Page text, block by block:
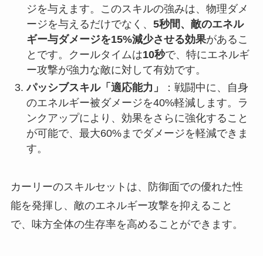
ジを与えます。このスキルの強みは、物理ダメ
ージを与えるだけでなく、 5秒間、敵のエネル
ギー与ダメージを15%減少させる効果があるこ
とです。クールタイムは10秒で、特にエネルギ
ー攻撃が強力な敵に対して有効です。
パッシブスキル「適応能力」
：戦闘中に、自身
のエネルギー被ダメージを40%軽減します。ラ
ンクアップにより、効果をさらに強化すること
が可能で、最大60%までダメージを軽減できま
す。
カーリーのスキルセットは、防御面での優れた性
能を発揮し、敵のエネルギー攻撃を抑えること
で、味方全体の生存率を高めることができます。